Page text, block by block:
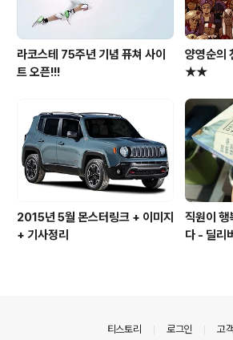
라코스테 75주년 기념 퓨쳐 사이
트 오픈!!!
양영순
★★
2015년 5월 몬스터링크 + 이미지
+ 기사정리
직원이 행
다 - 딜
티스토리 로그인 고